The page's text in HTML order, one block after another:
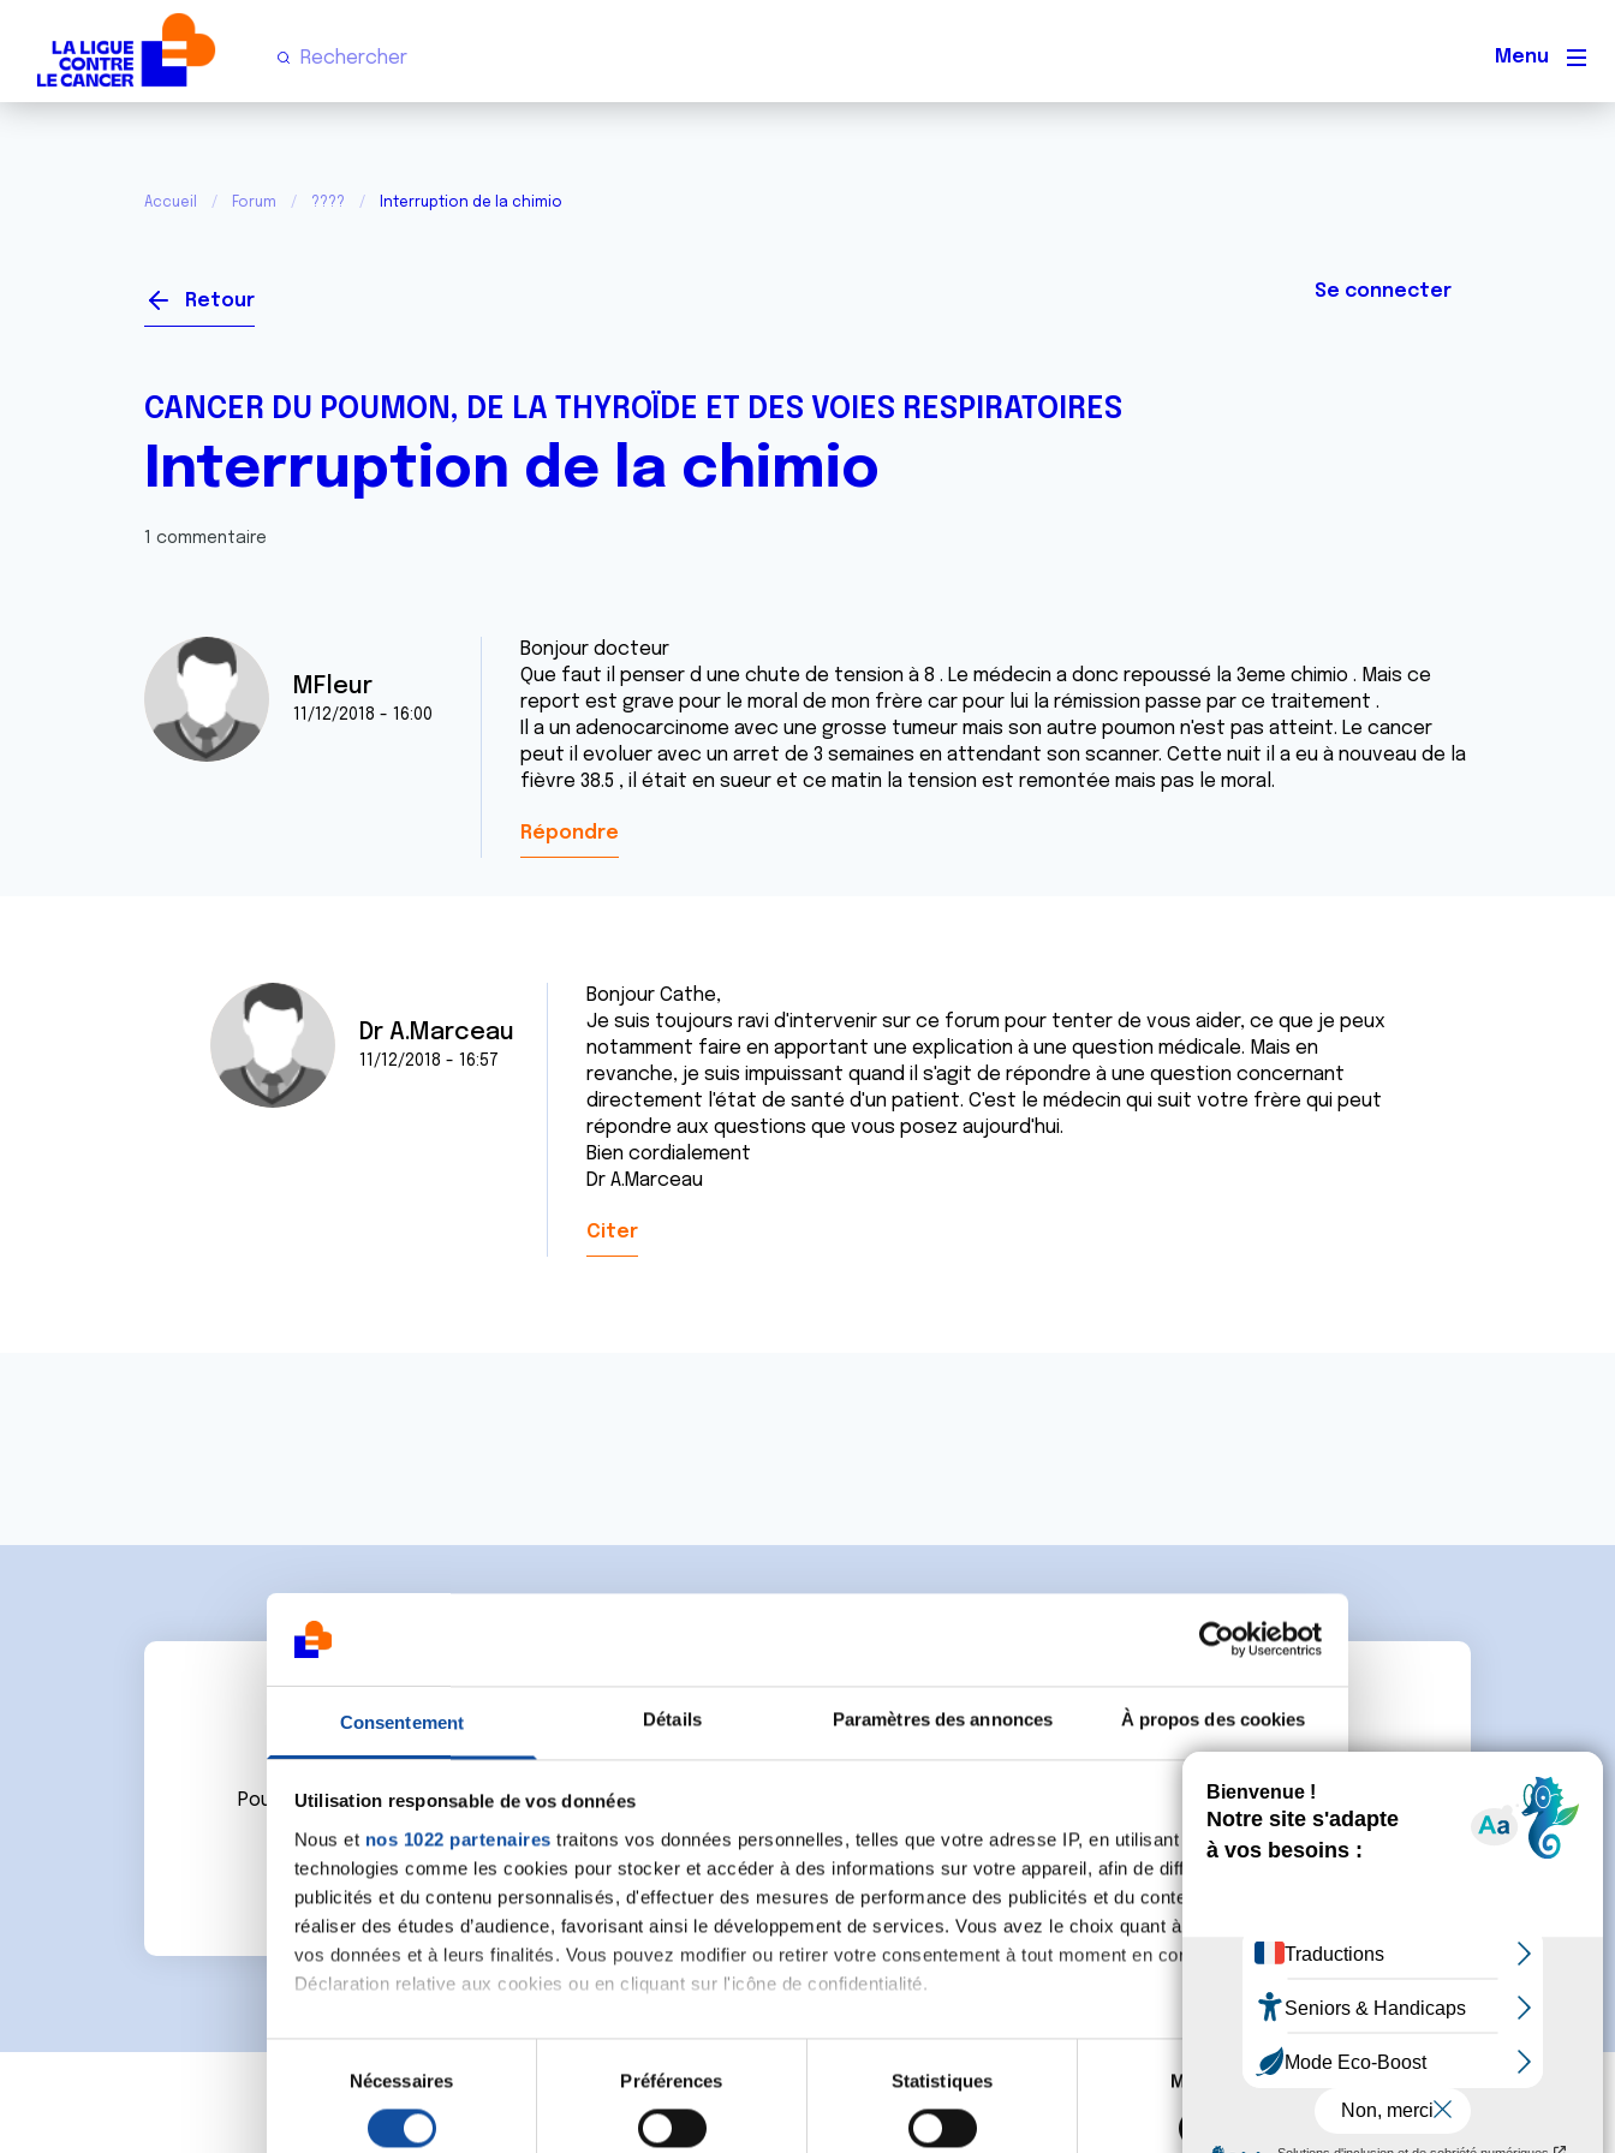
Consentement Détails Paramètres des annonces À propos des cookies
Utilisation responsable de vos données
Nous et nos 1022 partenaires traitons vos données personnelles, telles que votre adresse IP, en utilisant des
technologies comme les cookies pour stocker et accéder à des informations sur votre appareil, afin de diffuser des
publicités et du contenu personnalisés, d'effectuer des mesures de performance des publicités et du contenu, ainsi que de
réaliser des études d’audience, favorisant ainsi le développement de services. Vous avez le choix quant à l'utilisation de
vos données et à leurs finalités. Vous pouvez modifier ou retirer votre consentement à tout moment en consultant la
Déclaration relative aux cookies ou en cliquant sur l'icône de confidentialité.
Si vous le permettez, nous aimerions également :
Collecter des informations sur votre localisation géographique qui peuvent être précises à plusieurs mètres près
digitales).
S
Nécessaires Préférences Statistiques Marketing
Menu
Accueil Forum ???? Interruption de la chimio
Retour Se connecter
CANCER DU POUMON, DE LA THYROÏDE ET DES VOIES RESPIRATOIRES
Interruption de la chimio
1 commentaire
MFleur
11/12/2018 - 16:00
Bonjour docteur
Que faut il penser d une chute de tension à 8 . Le médecin a donc repoussé la 3eme chimio . Mais ce
report est grave pour le moral de mon frère car pour lui la rémission passe par ce traitement .
Il a un adenocarcinome avec une grosse tumeur mais son autre poumon n'est pas atteint. Le cancer
peut il evoluer avec un arret de 3 semaines en attendant son scanner. Cette nuit il a eu à nouveau de la
fièvre 38.5 , il était en sueur et ce matin la tension est remontée mais pas le moral.
Répondre
Dr A.Marceau
11/12/2018 - 16:57
Bonjour Cathe,
Je suis toujours ravi d'intervenir sur ce forum pour tenter de vous aider, ce que je peux
notamment faire en apportant une explication à une question médicale. Mais en
revanche, je suis impuissant quand il s'agit de répondre à une question concernant
directement l'état de santé d'un patient. C'est le médecin qui suit votre frère qui peut
répondre aux questions que vous posez aujourd'hui.
Bien cordialement
Dr A.Marceau
Citer
Ecrire un commentaire
Pour écrire un commentaire ou lancer une nouvelle discussion vous aurez besoin de vous connecter ou de créer un compte.
Se connecter Créer un nouveau compte